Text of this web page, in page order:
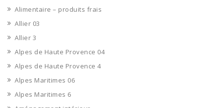
Alimentaire – produits frais
Allier 03
Allier 3
Alpes de Haute Provence 04
Alpes de Haute Provence 4
Alpes Maritimes 06
Alpes Maritimes 6